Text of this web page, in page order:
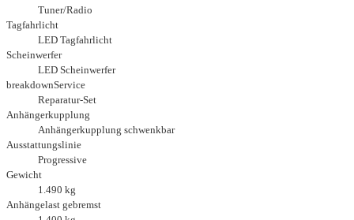
Tuner/Radio
Tagfahrlicht
LED Tagfahrlicht
Scheinwerfer
LED Scheinwerfer
breakdownService
Reparatur-Set
Anhängerkupplung
Anhängerkupplung schwenkbar
Ausstattungslinie
Progressive
Gewicht
1.490 kg
Anhängelast gebremst